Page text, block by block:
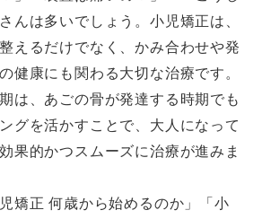
んは多いでしょう。小児矯正は、
えるだけでなく、かみ合わせや発
健康にも関わる大切な治療です。
は、あごの骨が発達する時期でも
グを活かすことで、大人になって
果的かつスムーズに治療が進みま
矯正 何歳から始めるのか」「小